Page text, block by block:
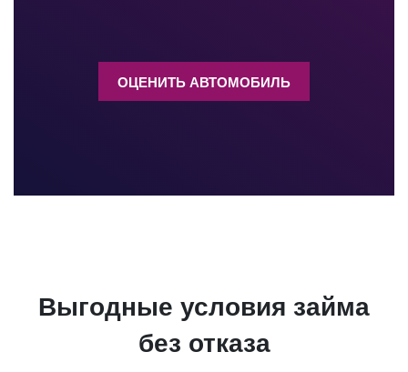
ОЦЕНИТЬ АВТОМОБИЛЬ
Выгодные условия займа
без отказа